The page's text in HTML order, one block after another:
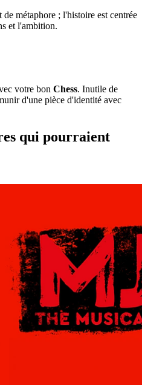
métaphore ; l'histoire est centrée
et l'ambition.
votre bon Chess. Inutile de
d'une pièce d'identité avec
qui pourraient